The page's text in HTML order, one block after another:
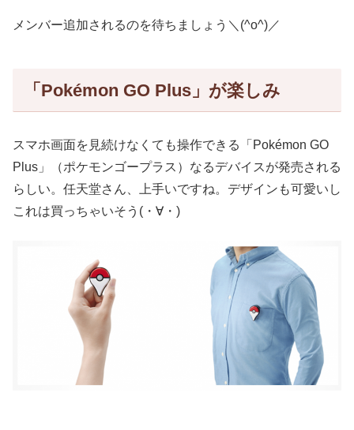
メンバー追加されるのを待ちましょう＼(^o^)／
「Pokémon GO Plus」が楽しみ
スマホ画面を見続けなくても操作できる「Pokémon GO
Plus」（ポケモンゴープラス）なるデバイスが発売される
らしい。任天堂さん、上手いですね。デザインも可愛いし
これは買っちゃいそう(・∀・)